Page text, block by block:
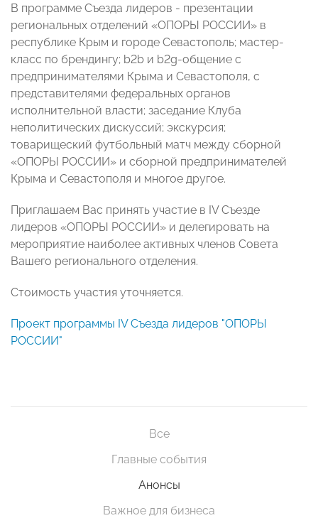
В программе Съезда лидеров - презентации
региональных отделений «ОПОРЫ РОССИИ» в
республике Крым и городе Севастополь; мастер-
класс по брендингу; b2b и b2g-общение с
предпринимателями Крыма и Севастополя, с
представителями федеральных органов
исполнительной власти; заседание Клуба
неполитических дискуссий; экскурсия;
товарищеский футбольный матч между сборной
«ОПОРЫ РОССИИ» и сборной предпринимателей
Крыма и Севастополя и многое другое.
Приглашаем Вас принять участие в IV Съезде
лидеров «ОПОРЫ РОССИИ» и делегировать на
мероприятие наиболее активных членов Совета
Вашего регионального отделения.
Стоимость участия уточняется.
Проект программы IV Съезда лидеров "ОПОРЫ
РОССИИ"
Все
Главные события
Анонсы
Важное для бизнеса